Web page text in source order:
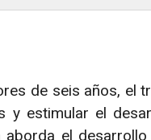
de seis años, el
y estimular el
aborda el